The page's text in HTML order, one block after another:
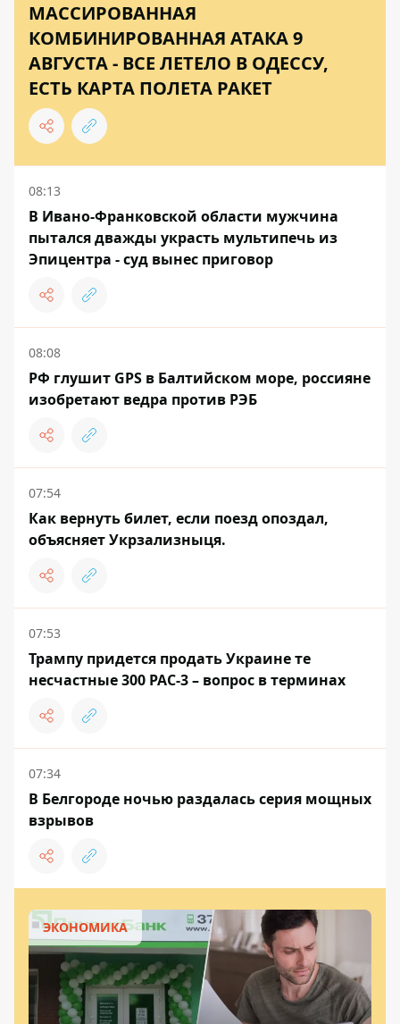
МАССИРОВАННАЯ
КОМБИНИРОВАННАЯ АТАКА 9
АВГУСТА - ВСЕ ЛЕТЕЛО В ОДЕССУ,
ЕСТЬ КАРТА ПОЛЕТА РАКЕТ
08:13
В Ивано-Франковской области мужчина
пытался дважды украсть мультипечь из
Эпицентра - суд вынес приговор
08:08
РФ глушит GPS в Балтийском море, россияне
изобретают ведра против РЭБ
07:54
Как вернуть билет, если поезд опоздал,
объясняет Укрзализныця.
07:53
Трампу придется продать Украине те
несчастные 300 PAC-3 – вопрос в терминах
07:34
В Белгороде ночью раздалась серия мощных
взрывов
ЭКОНОМИКА